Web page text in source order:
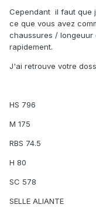
Cependant il faut que
ce que vous avez
chaussures / longeuur
rapidement.
J'ai retrouve votre
HS 796
M 175
RBS 74.5
H 80
SC 578
SELLE ALIANTE